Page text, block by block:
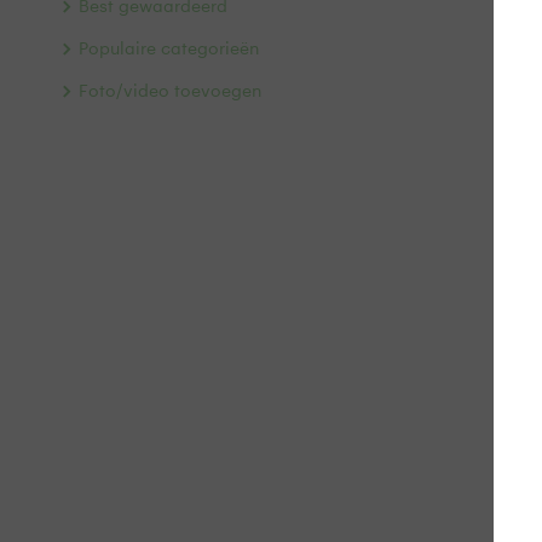
Best gewaardeerd
Populaire categorieën
Foto/video toevoegen